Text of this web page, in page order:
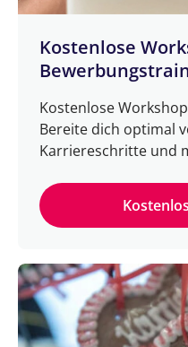
Kostenlose
Kostenlose
Bereite dich optimal
Karriereschritte und